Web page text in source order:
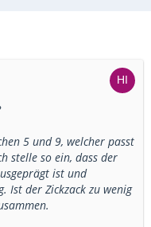
5 und 9, welcher passt
stelle so ein, dass der
ist und
Ist der Zickzack zu wenig